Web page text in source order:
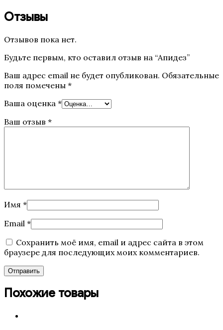
Отзывы
Отзывов пока нет.
Будьте первым, кто оставил отзыв на “Апидез”
Ваш адрес email не будет опубликован. Обязательные
поля помечены *
Ваша оценка *
Ваш отзыв *
Имя *
Email *
Сохранить моё имя, email и адрес сайта в этом
браузере для последующих моих комментариев.
Похожие товары